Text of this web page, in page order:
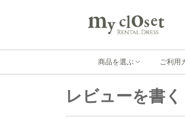
商品を選ぶ ご利用
レビューを書く